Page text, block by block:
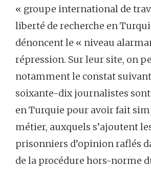
« groupe international de
liberté de recherche en
dénoncent le « niveau
répression. Sur leur site, on
notamment le constat suivant
soixante-dix journalistes
en Turquie pour avoir fait
métier, auxquels s’ajoutent
prisonniers d’opinion raflés
de la procédure hors-norme